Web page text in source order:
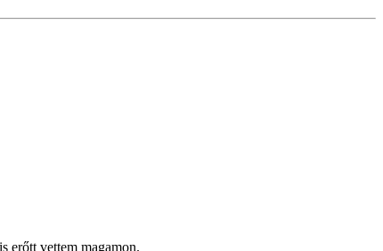
erőtt vettem magamon.